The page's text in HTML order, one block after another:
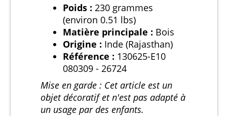
Poids : 230 grammes
(environ 0.51 lbs)
Matière principale : Bois
Origine : Inde (Rajasthan)
Référence : 130625-E10
080309 - 26724
Mise en garde : Cet article est un
objet décoratif et n'est pas adapté à
un usage par des enfants.